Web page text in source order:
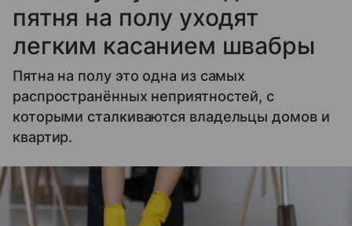
пятня на полу уходят
легким касанием швабры
Пятна на полу это одна из самых
распространённых неприятностей, с
которыми сталкиваются владельцы домов и
квартир.